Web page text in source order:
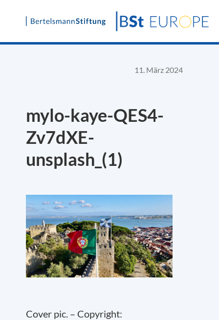
Skip
11. März 2024
mylo-kaye-QES4-
Zv7dXE-
unsplash_(1)
Cover pic. – Copyright: